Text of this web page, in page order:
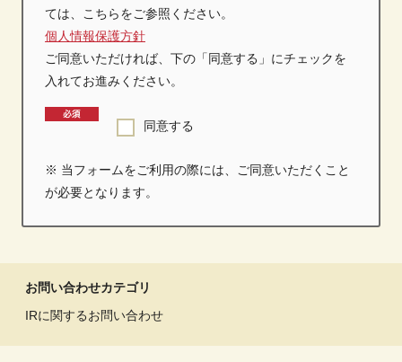
ては、こちらをご参照ください。
個人情報保護方針
ご同意いただければ、下の「同意する」にチェックを
入れてお進みください。
同意する
※ 当フォームをご利用の際には、ご同意いただくこと
が必要となります。
お問い合わせカテゴリ
IRに関するお問い合わせ